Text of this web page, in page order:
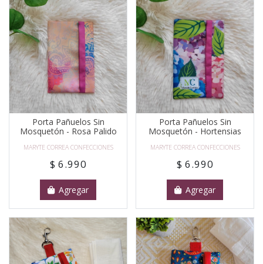
Porta Pañuelos Sin
Mosquetón - Rosa Palido
MARYTE CORREA CONFECCIONES
$ 6.990
Agregar
Porta Pañuelos Sin
Mosquetón - Hortensias
MARYTE CORREA CONFECCIONES
$ 6.990
Agregar